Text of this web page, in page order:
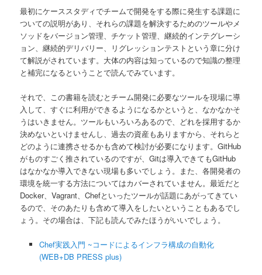
最初にケーススタディでチームで開発をする際に発生する課題に
ついての説明があり、それらの課題を解決するためのツールやメ
ソッドをバージョン管理、チケット管理、継続的インテグレーシ
ョン、継続的デリバリー、リグレッションテストという章に分け
て解説がされています。大体の内容は知っているので知識の整理
と補完になるということで読んでみています。
それで、この書籍を読むとチーム開発に必要なツールを現場に導
入して、すぐに利用ができるようになるかというと、なかなかそ
うはいきません。ツールもいろいろあるので、どれを採用するか
決めないといけませんし、過去の資産もありますから、それらと
どのように連携させるかも含めて検討が必要になります。GitHub
がものすごく推されているのですが、Gitは導入できてもGitHub
はなかなか導入できない現場も多いでしょう。また、各開発者の
環境を統一する方法についてはカバーされていません。最近だと
Docker、Vagrant、Chefといったツールが話題にあがってきてい
るので、そのあたりも含めて導入をしたいということもあるでし
ょう。その場合は、下記も読んでみたほうがいいでしょう。
Chef実践入門 ~コードによるインフラ構成の自動化
(WEB+DB PRESS plus)